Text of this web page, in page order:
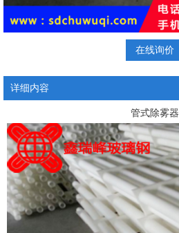
在线询价
详细内容
管式除雾器